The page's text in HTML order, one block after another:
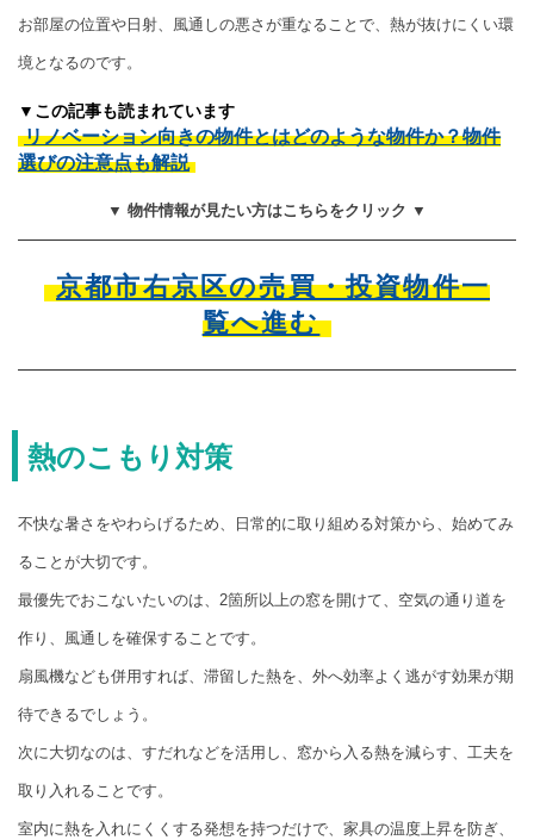
お部屋の位置や日射、風通しの悪さが重なることで、熱が抜けにくい環
境となるのです。
▼この記事も読まれています
リノベーション向きの物件とはどのような物件か？物件
選びの注意点も解説
▼ 物件情報が見たい方はこちらをクリック ▼
京都市右京区の売買・投資物件一
覧へ進む
熱のこもり対策
不快な暑さをやわらげるため、日常的に取り組める対策から、始めてみ
ることが大切です。
最優先でおこないたいのは、2箇所以上の窓を開けて、空気の通り道を
作り、風通しを確保することです。
扇風機なども併用すれば、滞留した熱を、外へ効率よく逃がす効果が期
待できるでしょう。
次に大切なのは、すだれなどを活用し、窓から入る熱を減らす、工夫を
取り入れることです。
室内に熱を入れにくくする発想を持つだけで、家具の温度上昇を防ぎ、